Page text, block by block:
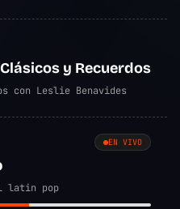
y Recuerdos
con Leslie Benavides
EN VIVO
latin pop